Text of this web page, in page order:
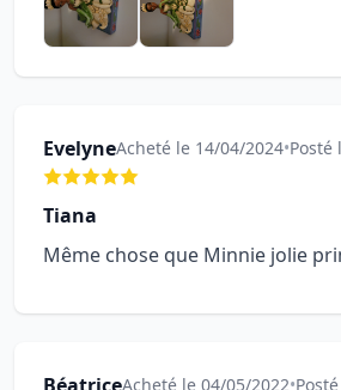
EvelyneAcheté le 14/04/2024•Posté
Tiana
Même chose que Minnie jolie
Acheté le 04/05/2022•